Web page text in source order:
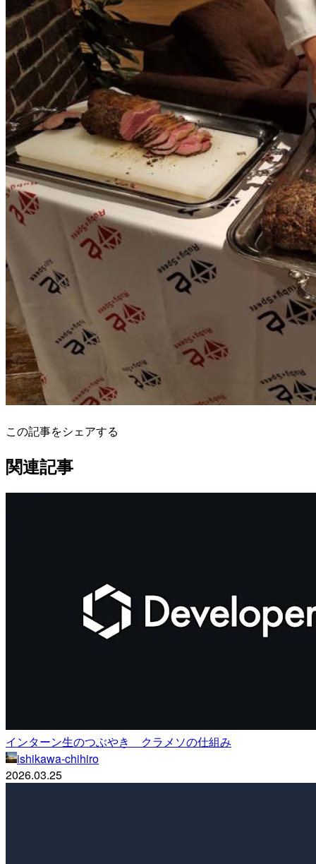
この記事をシェアする
関連記事
インターン生のつぶやき クラメソの仕組み
ishikawa-chihiro
2026.03.25